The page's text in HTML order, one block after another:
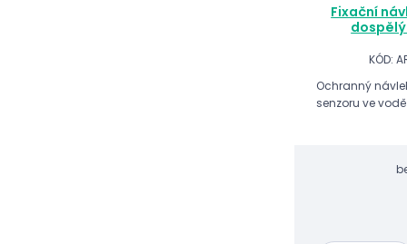
Fixační
KÓD:
Ochranný
senzoru ve